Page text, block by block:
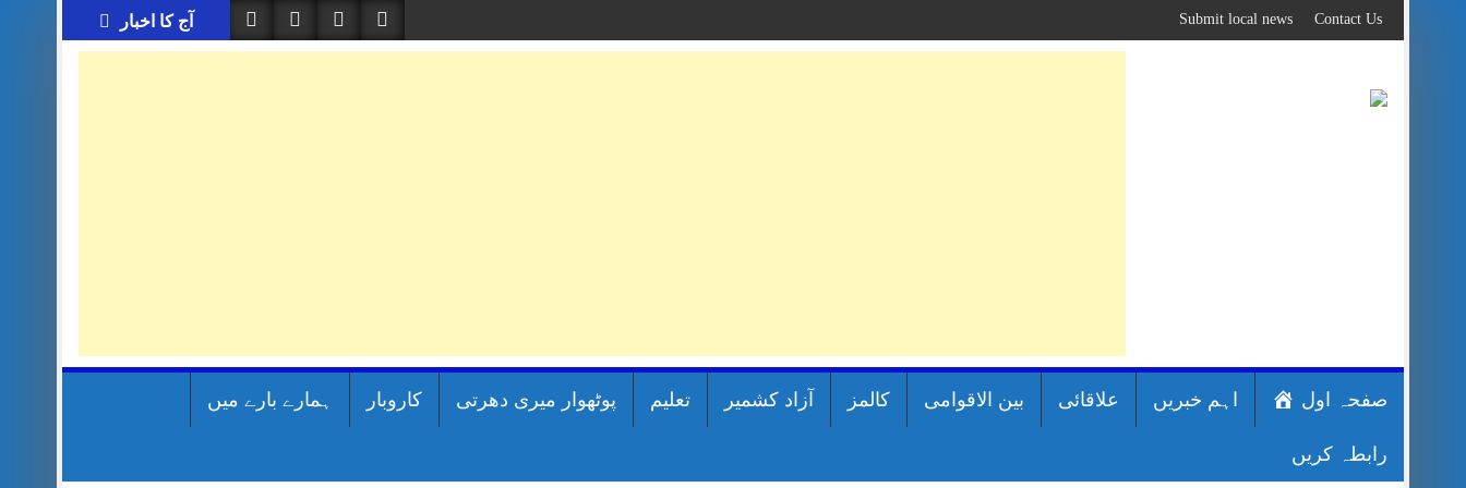
to
content
آج کا اخبار Contact Us
Submit local news
صفحہ اول اہم خبریں علاقائی بین الاقوامی کالمز آزاد کشمیر تعلیم پوٹھوار میری دھرتی کاروبار ہمارے بارے میں
رابطہ کریں